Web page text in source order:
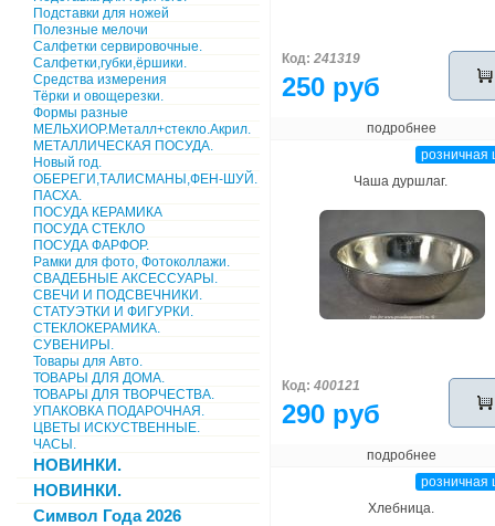
Подставки для ножей
Полезные мелочи
Салфетки сервировочные.
Салфетки,губки,ёршики.
Средства измерения
Тёрки и овощерезки.
Формы разные
МЕЛЬХИОР.Металл+стекло.Акрил.
МЕТАЛЛИЧЕСКАЯ ПОСУДА.
Новый год.
ОБЕРЕГИ,ТАЛИСМАНЫ,ФЕН-ШУЙ.
ПАСХА.
ПОСУДА КЕРАМИКА
ПОСУДА СТЕКЛО
ПОСУДА ФАРФОР.
Рамки для фото, Фотоколлажи.
СВАДЕБНЫЕ АКСЕССУАРЫ.
СВЕЧИ И ПОДСВЕЧНИКИ.
СТАТУЭТКИ И ФИГУРКИ.
СТЕКЛОКЕРАМИКА.
СУВЕНИРЫ.
Товары для Авто.
ТОВАРЫ ДЛЯ ДОМА.
ТОВАРЫ ДЛЯ ТВОРЧЕСТВА.
УПАКОВКА ПОДАРОЧНАЯ.
ЦВЕТЫ ИСКУСТВЕННЫЕ.
ЧАСЫ.
НОВИНКИ.
НОВИНКИ.
Символ Года 2026
Код: 241319
250 руб
подробнее
розничная
Чаша дуршлаг.
Код: 400121
290 руб
подробнее
розничная
Хлебница.